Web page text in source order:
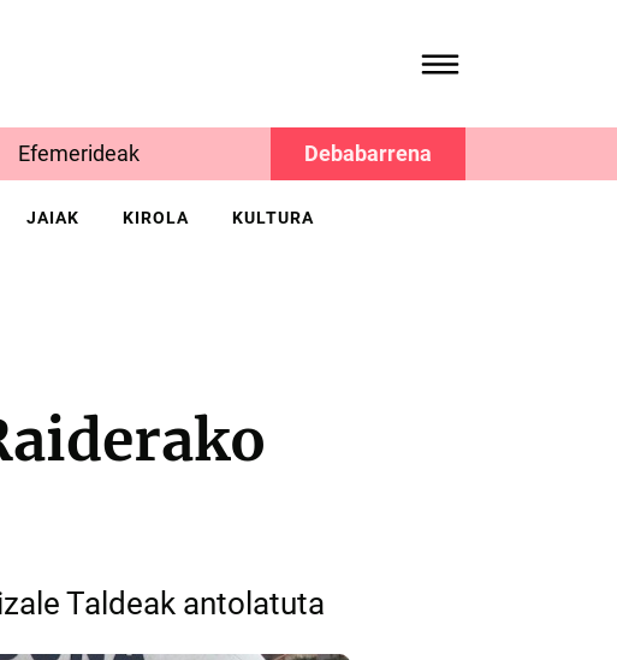
Efemerideak Debabarrena
JAIAK KIROLA KULTURA
Taldeak antolatuta